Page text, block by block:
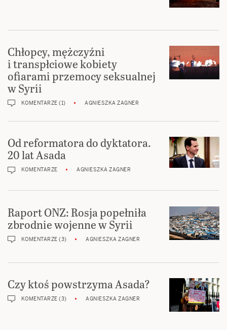
Chłopcy, mężczyźni
i transpłciowe kobiety
ofiarami przemocy seksualnej
w Syrii
KOMENTARZE (1) AGNIESZKA ZAGNER
Od reformatora do dyktatora.
20 lat Asada
KOMENTARZE AGNIESZKA ZAGNER
Raport ONZ: Rosja popełniła
zbrodnie wojenne w Syrii
KOMENTARZE (3) AGNIESZKA ZAGNER
Czy ktoś powstrzyma Asada?
KOMENTARZE (3) AGNIESZKA ZAGNER